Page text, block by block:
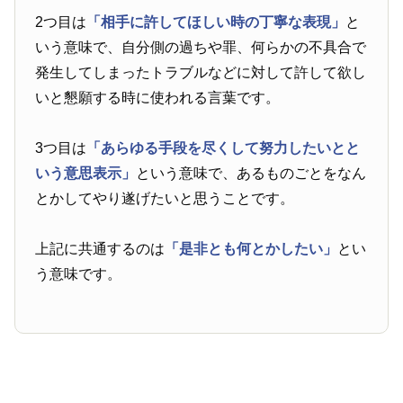
2つ目は 「相手に許してほしい時の丁寧な表現」 と
いう意味で、自分側の過ちや罪、何らかの不具合で
発生してしまったトラブルなどに対して許して欲し
いと懇願する時に使われる言葉です。
3つ目は 「あらゆる手段を尽くして努力したいとと
いう意思表示」 という意味で、あるものごとをなん
とかしてやり遂げたいと思うことです。
上記に共通するのは 「是非とも何とかしたい」 とい
う意味です。